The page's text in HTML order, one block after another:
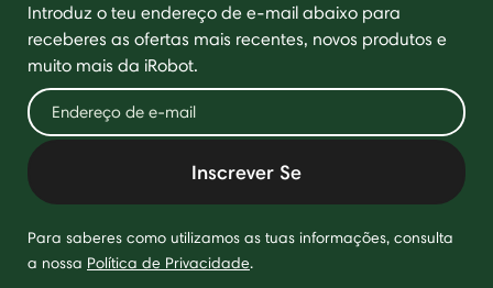
Introduz o teu endereço de e-mail abaixo para
receberes as ofertas mais recentes, novos produtos e
muito mais da iRobot.
Inscrever Se
Para saberes como utilizamos as tuas informações, consulta
a nossa Política de Privacidade.